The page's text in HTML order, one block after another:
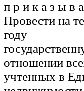
п р и к а з ы в
Провести на
году
отношении
учтенных в